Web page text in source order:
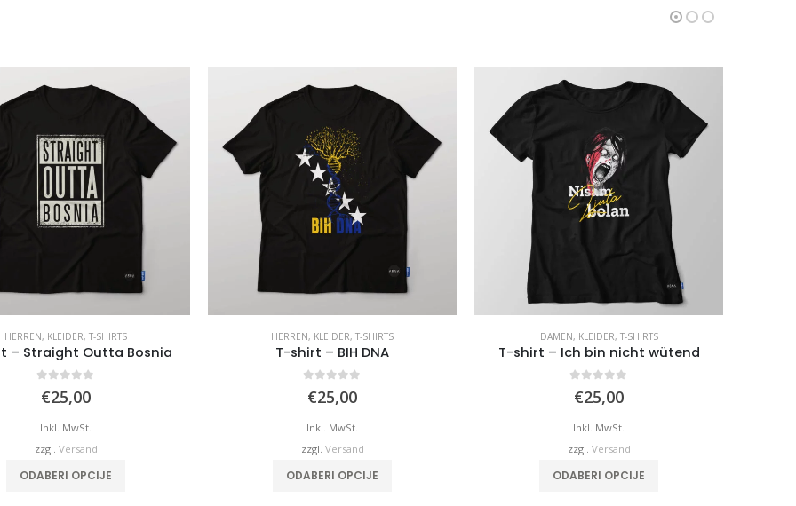
HERREN, KLEIDER, T-SHIRTS
– Straight Outta Bosnia
€25,00
Inkl. MwSt.
zzgl. Versand
ODABERI OPCIJE
HERREN, KLEIDER, T-SHIRTS
T-shirt – BIH DNA
€25,00
Inkl. MwSt.
zzgl. Versand
ODABERI OPCIJE
DAMEN, KLEIDER, T-SHIRTS
T-shirt – Ich bin nicht wütend
€25,00
Inkl. MwSt.
zzgl. Versand
ODABERI OPCIJE